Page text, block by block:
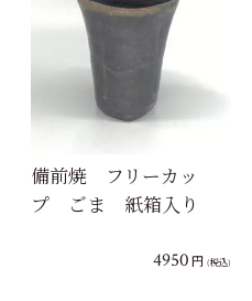
備前焼 フリーカッ
プ ごま 紙箱入り
4950 円 (税込)